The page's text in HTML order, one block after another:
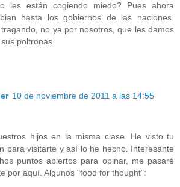
les están cogiendo miedo? Pues ahora
hasta los gobiernos de las naciones.
no ya por nosotros, que les damos
poltronas.
10 de noviembre de 2011 a las 14:55
hijos en la misma clase. He visto tu
para visitarte y así lo he hecho. Interesante
puntos abiertos para opinar, me pasaré
por aquí. Algunos "food for thought":